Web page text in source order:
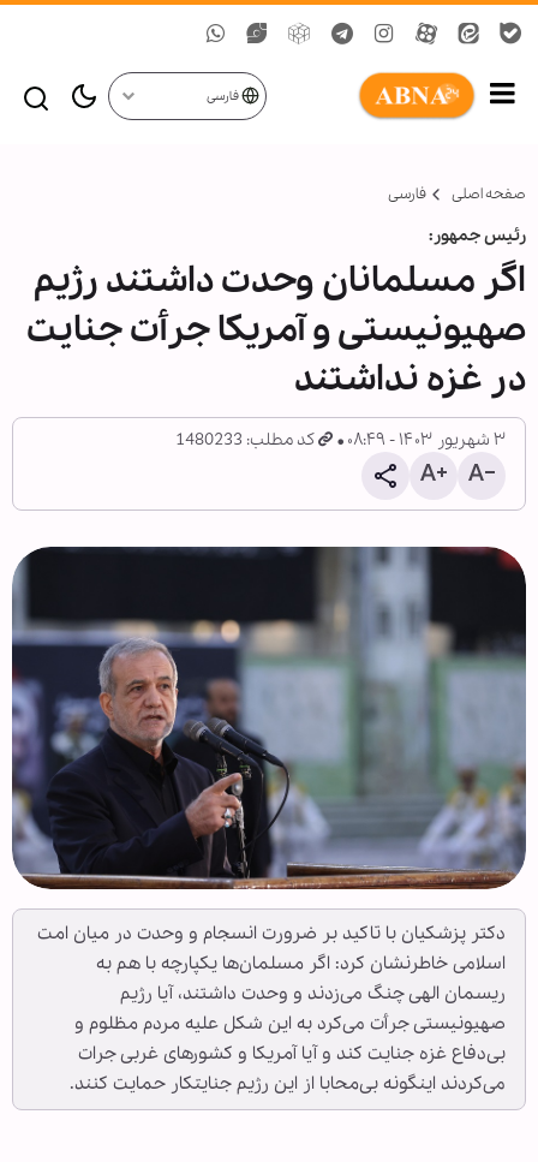
فارسی
صفحه اصلی فارسی
رئیس جمهور:
اگر مسلمانان وحدت داشتند رژیم
صهیونیستی و آمریکا جرأت جنایت
در غزه نداشتند
۳ شهریور ۱۴۰۳ - ۰۸:۴۹ کد مطلب: 1480233
دکتر پزشکیان با تاکید بر ضرورت انسجام و وحدت در میان امت
اسلامی خاطرنشان کرد: اگر مسلمان‌ها یکپارچه با هم به
ریسمان الهی چنگ می‌زدند و وحدت داشتند، آیا رژیم
صهیونیستی جرأت می‌کرد به این شکل علیه مردم مظلوم و
بی‌دفاع غزه جنایت کند و آیا آمریکا و کشورهای غربی جرات
می‌کردند اینگونه بی‌محابا از این رژیم جنایتکار حمایت کنند.